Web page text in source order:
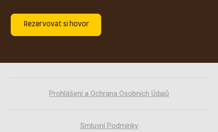
Rezervovat si hovor
Prohlášení a Ochrana Osobních Údajů
Smluvní Podmínky